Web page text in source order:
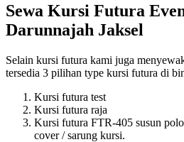
Sewa Kursi Futura
Darunnajah Jaksel
Selain kursi futura kami juga
tersedia 3 pilihan type kursi futura di
Kursi futura test
Kursi futura raja
Kursi futura FTR-405 susun
cover / sarung kursi.